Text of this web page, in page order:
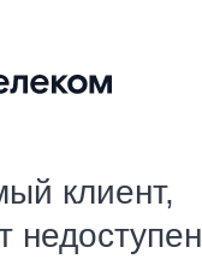
клиент,
недоступен